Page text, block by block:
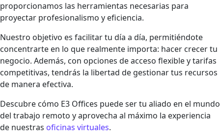
proporcionamos las herramientas necesarias para
proyectar profesionalismo y eficiencia.
Nuestro objetivo es facilitar tu día a día, permitiéndote
concentrarte en lo que realmente importa: hacer crecer tu
negocio. Además, con opciones de acceso flexible y tarifas
competitivas, tendrás la libertad de gestionar tus recursos
de manera efectiva.
Descubre cómo E3 Offices puede ser tu aliado en el mundo
del trabajo remoto y aprovecha al máximo la experiencia
de nuestras oficinas virtuales.